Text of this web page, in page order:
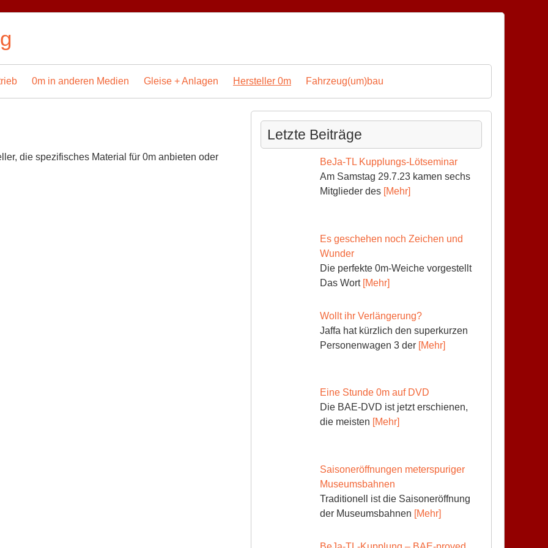
0m in anderen Medien Gleise + Anlagen Hersteller 0m Fahrzeug(um)bau
die spezifisches Material für 0m anbieten oder
Letzte Beiträge
BeJa-TL Kupplungs-Lötseminar
Am Samstag 29.7.23 kamen sechs
Mitglieder des [Mehr]
Es geschehen noch Zeichen und
Wunder
Die perfekte 0m-Weiche vorgestellt
Das Wort [Mehr]
Wollt ihr Verlängerung?
Jaffa hat kürzlich den superkurzen
Personenwagen 3 der [Mehr]
Eine Stunde 0m auf DVD
Die BAE-DVD ist jetzt erschienen,
die meisten [Mehr]
Saisoneröffnungen meterspuriger
Museumsbahnen
Traditionell ist die Saisoneröffnung
der Museumsbahnen [Mehr]